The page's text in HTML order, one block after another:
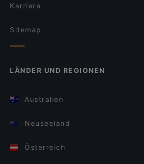
Karriere
Sitemap
LÄNDER UND REGIONEN
Australien
Neuseeland
Österreich